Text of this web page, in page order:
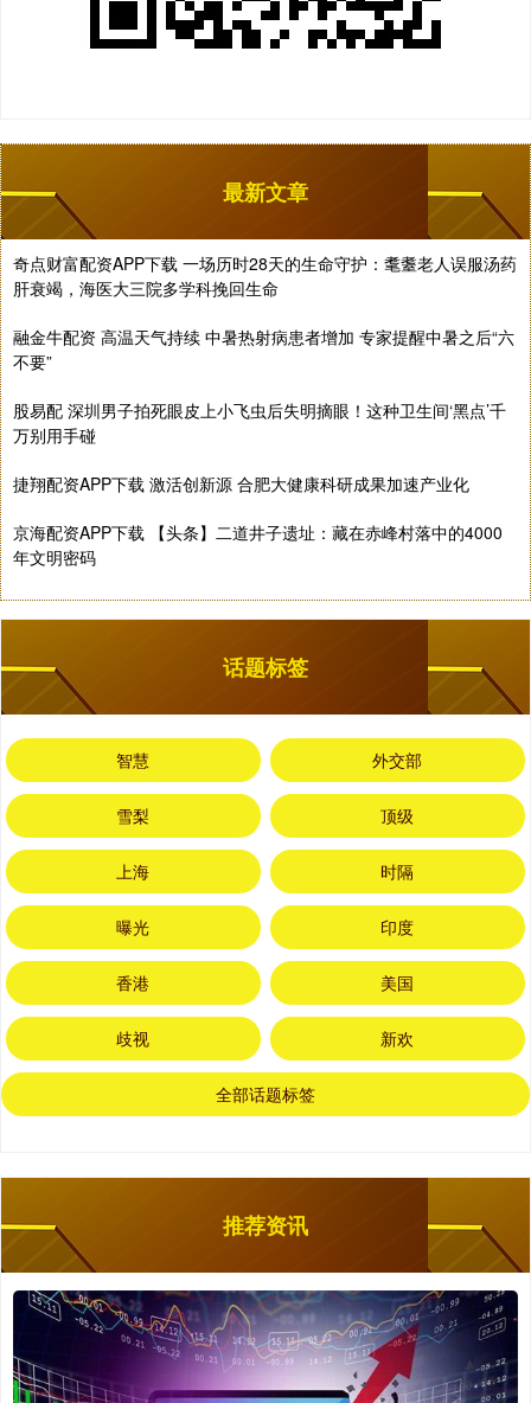
最新文章
奇点财富配资APP下载 一场历时28天的生命守护：耄耋老人误服汤药
肝衰竭，海医大三院多学科挽回生命
融金牛配资 高温天气持续 中暑热射病患者增加 专家提醒中暑之后“六
不要”
股易配 深圳男子拍死眼皮上小飞虫后失明摘眼！这种卫生间‘黑点’千
万别用手碰
捷翔配资APP下载 激活创新源 合肥大健康科研成果加速产业化
京海配资APP下载 【头条】二道井子遗址：藏在赤峰村落中的4000
年文明密码
话题标签
智慧 外交部
雪梨 顶级
上海 时隔
曝光 印度
香港 美国
歧视 新欢
全部话题标签
推荐资讯